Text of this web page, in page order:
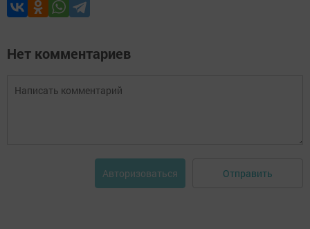
Нет комментариев
Авторизоваться Отправить